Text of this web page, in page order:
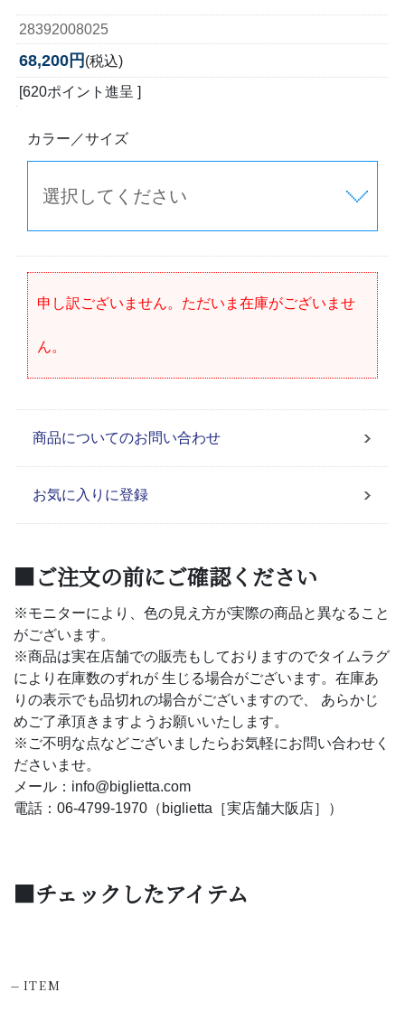
28392008025
68,200円 (税込)
[620ポイント進呈 ]
カラー／サイズ
申し訳ございません。ただいま在庫がございませ
ん。
商品についてのお問い合わせ
お気に入りに登録
■ご注文の前にご確認ください
※モニターにより、色の見え方が実際の商品と異なること
がございます。
※商品は実在店舗での販売もしておりますのでタイムラグ
により在庫数のずれが 生じる場合がございます。在庫あ
りの表示でも品切れの場合がございますので、 あらかじ
めご了承頂きますようお願いいたします。
※ご不明な点などございましたらお気軽にお問い合わせく
ださいませ。
メール：info@biglietta.com
電話：06-4799-1970（biglietta［実店舗大阪店］）
■チェックしたアイテム
-ITEM